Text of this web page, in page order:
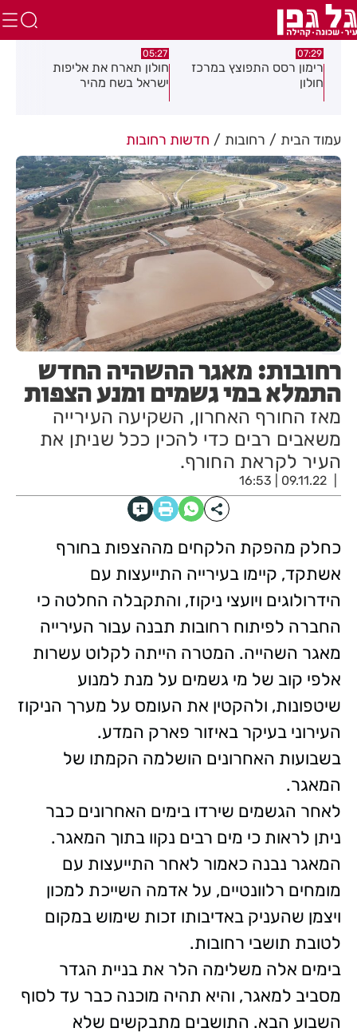
07:29
רימון רסס התפוצץ במרכז
חולון
05:27
חולון תארח את אליפות
ישראל בשח מהיר
עמוד הבית רחובות חדשות רחובות
רחובות: מאגר ההשהיה החדש
התמלא במי גשמים ומנע הצפות
מאז החורף האחרון, השקיעה העירייה
משאבים רבים כדי להכין ככל שניתן את
העיר לקראת החורף.
09.11.22 | 16:53
כחלק מהפקת הלקחים מההצפות בחורף
אשתקד, קיימו בעירייה התייעצות עם
הידרולוגים ויועצי ניקוז, והתקבלה החלטה כי
החברה לפיתוח רחובות תבנה עבור העירייה
מאגר השהייה. המטרה הייתה לקלוט עשרות
אלפי קוב של מי גשמים על מנת למנוע
שיטפונות, ולהקטין את העומס על מערך הניקוז
העירוני בעיקר באיזור פארק המדע.
בשבועות האחרונים הושלמה הקמתו של
המאגר.
לאחר הגשמים שירדו בימים האחרונים כבר
ניתן לראות כי מים רבים נקוו בתוך המאגר.
המאגר נבנה כאמור לאחר התייעצות עם
מומחים רלוונטיים, על אדמה השייכת למכון
ויצמן שהעניק באדיבותו זכות שימוש במקום
לטובת תושבי רחובות.
בימים אלה משלימה הלר את בניית הגדר
מסביב למאגר, והיא תהיה מוכנה כבר עד לסוף
השבוע הבא. התושבים מתבקשים שלא